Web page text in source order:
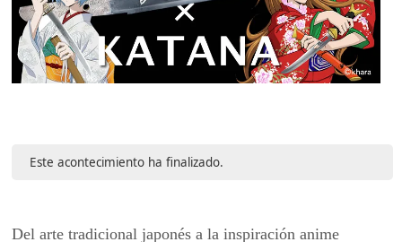
Este acontecimiento ha finalizado.
Del arte tradicional japonés a la inspiración anime